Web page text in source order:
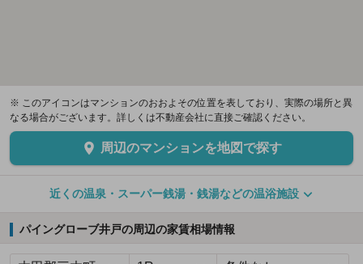
※ このアイコンはマンションのおおよその位置を表しており、実際の場所と異
なる場合がございます。詳しくは不動産会社に直接ご確認ください。
周辺のマンションを地図で探す
近くの温泉・スーパー銭湯・銭湯などの温浴施設
パイングローブ井戸の周辺の家賃相場情報